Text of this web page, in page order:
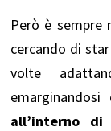
Però è sempre
cercando di
volte
all’interno di